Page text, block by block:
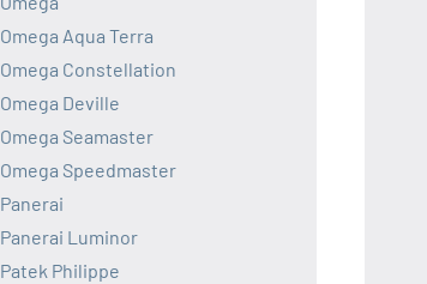
Omega Aqua Terra
Omega Constellation
Omega Deville
Omega Seamaster
Omega Speedmaster
Panerai
Panerai Luminor
Patek Philippe